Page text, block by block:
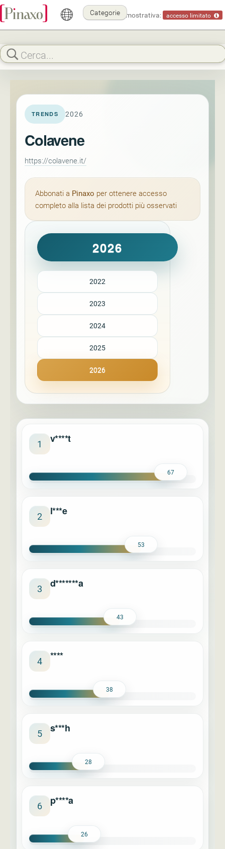
Modalità dimostrativa: accesso limitato
Categorie
TRENDS 2026
Colavene
https://colavene.it/
Abbonati a Pinaxo per ottenere accesso
completo alla lista dei prodotti più osservati
2026
2022
2023
2024
2025
2026
1 v****t
67
2 l***e
53
3 d*******a
43
4 ****
38
5 s***h
28
6 p****a
26